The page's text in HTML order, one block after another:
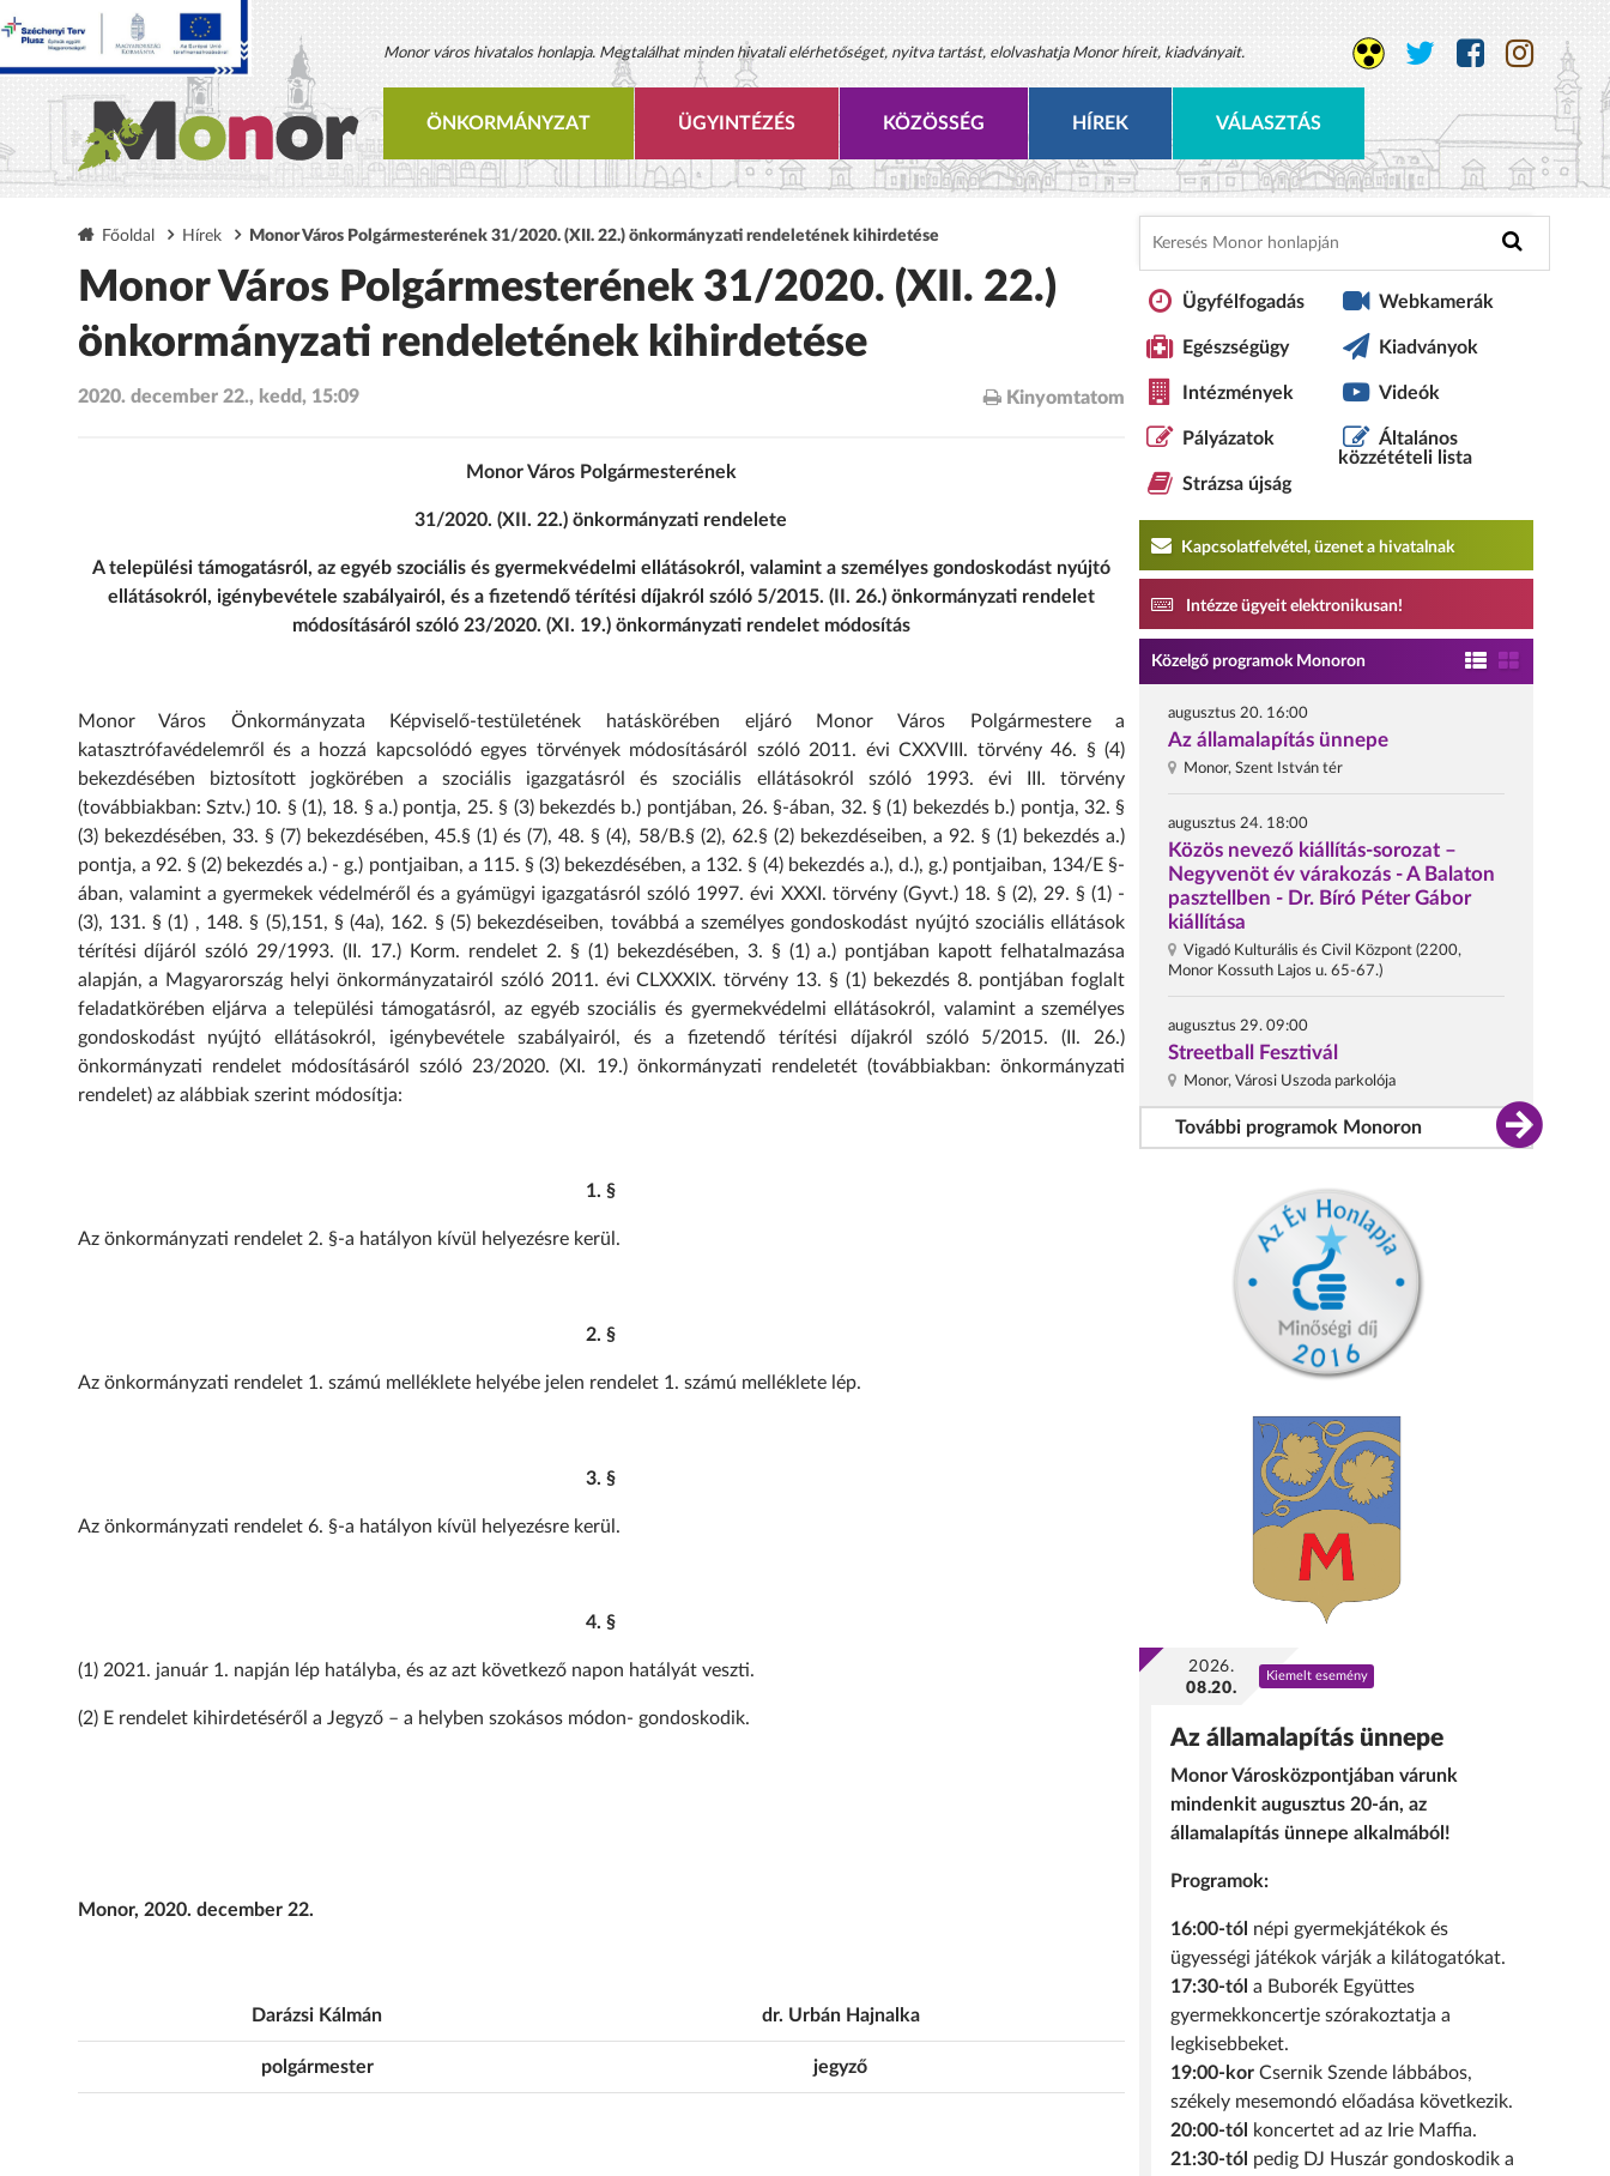
Monor város hivatalos honlapja. Megtalálhat minden hivatali elérhetőséget, nyitva tartást, elolvashatja Monor híreit, kiadványait.
ÖNKORMÁNYZAT ÜGYINTÉZÉS KÖZÖSSÉG HÍREK VÁLASZTÁS
Főoldal Hírek Monor Város Polgármesterének 31/2020. (XII. 22.) önkormányzati rendeletének kihirdetése
Monor Város Polgármesterének 31/2020. (XII. 22.)
önkormányzati rendeletének kihirdetése
2020. december 22., kedd, 15:09 Kinyomtatom
Monor Város Polgármesterének
31/2020. (XII. 22.) önkormányzati rendelete
Atelepülési támogatásról, az egyéb szociális és gyermekvédelmi ellátásokról, valamint a személyes gondoskodást nyújtó
ellátásokról, igénybevétele szabályairól, és a fizetendő térítési díjakról szóló 5/2015. (II. 26.) önkormányzati rendelet
módosításáról szóló 23/2020. (XI. 19.) önkormányzati rendelet módosítás
Monor Város Önkormányzata Képviselő-testületének hatáskörében eljáró Monor Város Polgármestere a
katasztrófavédelemről és a hozzá kapcsolódó egyes törvények módosításáról szóló 2011. évi CXXVIII. törvény 46. § (4)
bekezdésében biztosított jogkörében a szociális igazgatásról és szociális ellátásokról szóló 1993. évi III. törvény
(továbbiakban: Sztv.) 10. § (1), 18. § a.) pontja, 25. § (3) bekezdés b.) pontjában, 26. §-ában, 32. § (1) bekezdés b.) pontja, 32. §
(3) bekezdésében, 33. § (7) bekezdésében, 45.§ (1) és (7), 48. § (4), 58/B.§ (2), 62.§ (2) bekezdéseiben, a 92. § (1) bekezdés a.)
pontja, a 92. § (2) bekezdés a.) - g.) pontjaiban, a 115. § (3) bekezdésében, a 132. § (4) bekezdés a.), d.), g.) pontjaiban, 134/E §-
ában, valamint a gyermekek védelméről és a gyámügyi igazgatásról szóló 1997. évi XXXI. törvény (Gyvt.) 18. § (2), 29. § (1) -
(3), 131. § (1) , 148. § (5),151, § (4a), 162. § (5) bekezdéseiben, továbbá a személyes gondoskodást nyújtó szociális ellátások
térítési díjáról szóló 29/1993. (II. 17.) Korm. rendelet 2. § (1) bekezdésében, 3. § (1) a.) pontjában kapott felhatalmazása
alapján, a Magyarország helyi önkormányzatairól szóló 2011. évi CLXXXIX. törvény 13. § (1) bekezdés 8. pontjában foglalt
feladatkörében eljárva a települési támogatásról, az egyéb szociális és gyermekvédelmi ellátásokról, valamint a személyes
gondoskodást nyújtó ellátásokról, igénybevétele szabályairól, és a fizetendő térítési díjakról szóló 5/2015. (II. 26.)
önkormányzati rendelet módosításáról szóló 23/2020. (XI. 19.) önkormányzati rendeletét (továbbiakban: önkormányzati
rendelet) az alábbiak szerint módosítja:
1. §
Az önkormányzati rendelet 2. §-a hatályon kívül helyezésre kerül.
2. §
Az önkormányzati rendelet 1. számú melléklete helyébe jelen rendelet 1. számú melléklete lép.
3. §
Az önkormányzati rendelet 6. §-a hatályon kívül helyezésre kerül.
4. §
(1) 2021. január 1. napján lép hatályba, és az azt következő napon hatályát veszti.
(2) E rendelet kihirdetéséről a Jegyző – a helyben szokásos módon- gondoskodik.
Monor, 2020. december 22.
Darázsi Kálmán dr. Urbán Hajnalka
polgármester jegyző
Ügyfélfogadás
Egészségügy
Intézmények
Pályázatok
Strázsa újság
Webkamerák
Kiadványok
Videók
Általános
közzétételi lista
Kapcsolatfelvétel, üzenet a hivatalnak
Intézze ügyeit elektronikusan!
Közelgő programok Monoron
augusztus 20. 16:00
Az államalapítás ünnepe
Monor, Szent István tér
augusztus 24. 18:00
Közös nevező kiállítás-sorozat –
Negyvenöt év várakozás - A Balaton
pasztellben - Dr. Bíró Péter Gábor
kiállítása
Vigadó Kulturális és Civil Központ (2200,
Monor Kossuth Lajos u. 65-67.)
augusztus 29. 09:00
Streetball Fesztivál
Monor, Városi Uszoda parkolója
További programok Monoron
2026.
08.20.
Kiemelt esemény
Az államalapítás ünnepe
Monor Városközpontjában várunk
mindenkit augusztus 20-án, az
államalapítás ünnepe alkalmából!
Programok:
16:00-tól népi gyermekjátékok és
ügyességi játékok várják a kilátogatókat.
17:30-tól a Buborék Együttes
gyermekkoncertje szórakoztatja a
legkisebbeket.
19:00-kor Csernik Szende lábbábos,
székely mesemondó előadása következik.
20:00-tól
koncertet ad az Irie Maffia.
21:30-tól pedig DJ Huszár gondoskodik a